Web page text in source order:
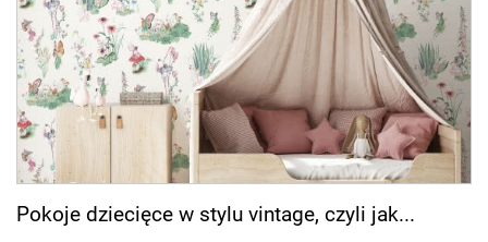
Pokoje dziecięce w stylu vintage, czyli jak...